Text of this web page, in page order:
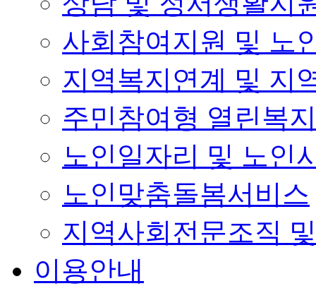
사회참여지원 및 노
지역복지연계 및 지
주민참여형 열린복
노인일자리 및 노인
노인맞춤돌봄서비스
지역사회전문조직
이용안내